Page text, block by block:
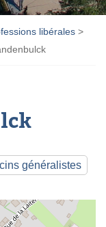
libérales >
généralistes